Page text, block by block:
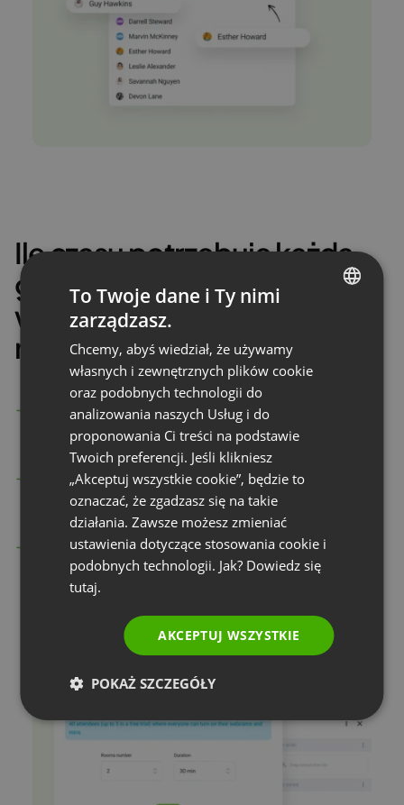
Ile czasu potrzebuje każda
grupa na pracę
w podpokojach? Decyzja
należy do Ciebie!
Ustal czas trwania sesji w podpokoju na samym
początku wydarzenia
Otrzymuj powiadomienia,gdy sesje
w podpokojach będą zbliżać się ku końcowi
Wydłuż czas trwania sesjiw podpokoju, jeśli
Twoja grupa go potrzebuje
FRENCH
RUSSIAN
SPANISH
ITALIAN
To Twoje dane i Ty nimi
zarządzasz.
Chcemy, abyś wiedział, że używamy
własnych i zewnętrznych plików cookie
oraz podobnych technologii do
analizowania naszych Usług i do
proponowania Ci treści na podstawie
Twoich preferencji. Jeśli klikniesz
„Akceptuj wszystkie cookie”, będzie to
oznaczać, że zgadzasz się na takie
działania. Zawsze możesz zmieniać
ustawienia dotyczące stosowania cookie i
podobnych technologii. Jak? Dowiedz się
tutaj.
AKCEPTUJ WSZYSTKIE
POKAŻ SZCZEGÓŁY